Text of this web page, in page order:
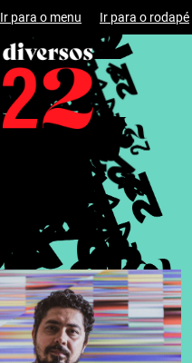
Ir para o menu Ir para o rodapé